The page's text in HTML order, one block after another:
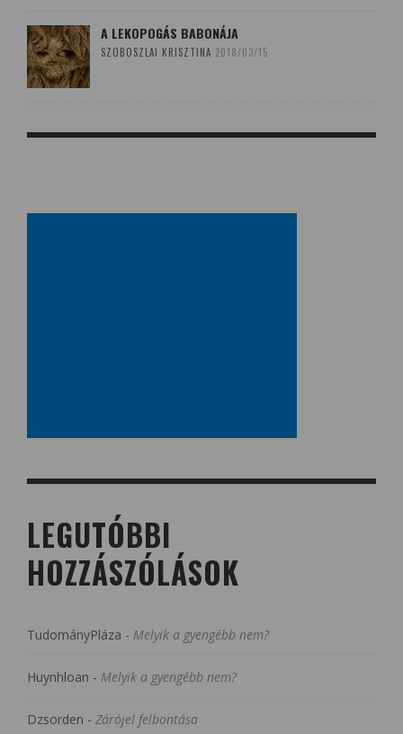
A LEKOPOGÁS BABONÁJA
SZOBOSZLAI KRISZTINA 2018/03/15
LEGUTÓBBI
HOZZÁSZÓLÁSOK
TudományPláza - Melyik a gyengébb nem?
Huynhloan - Melyik a gyengébb nem?
Dzsorden - Zárójel felbontása